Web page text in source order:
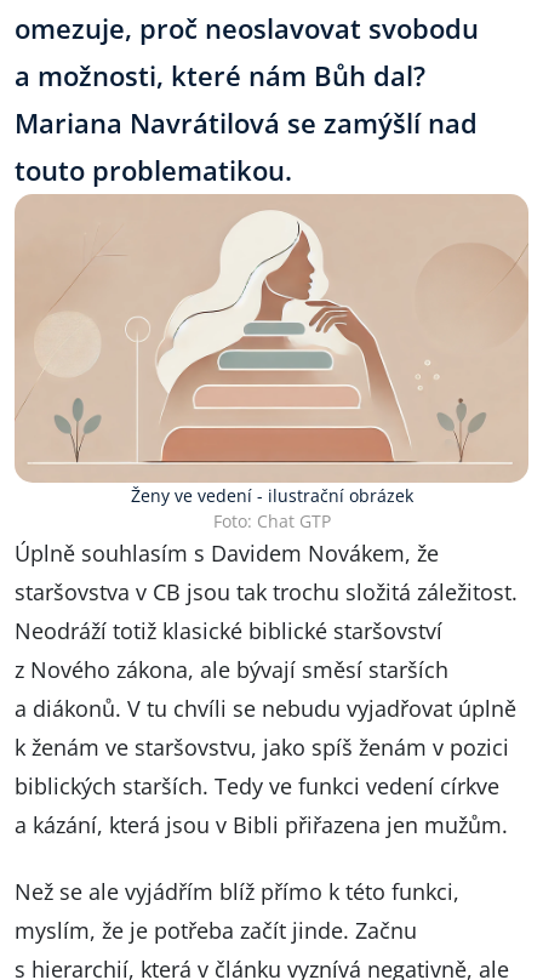
omezuje, proč neoslavovat svobodu
a možnosti, které nám Bůh dal?
Mariana Navrátilová se zamýšlí nad
touto problematikou.
Ženy ve vedení - ilustrační obrázek
Foto: Chat GTP
Úplně souhlasím s Davidem Novákem, že
staršovstva v CB jsou tak trochu složitá záležitost.
Neodráží totiž klasické biblické staršovství
z Nového zákona, ale bývají směsí starších
a diákonů. V tu chvíli se nebudu vyjadřovat úplně
k ženám ve staršovstvu, jako spíš ženám v pozici
biblických starších. Tedy ve funkci vedení církve
a kázání, která jsou v Bibli přiřazena jen mužům.
Než se ale vyjádřím blíž přímo k této funkci,
myslím, že je potřeba začít jinde. Začnu
s hierarchií, která v článku vyznívá negativně, ale